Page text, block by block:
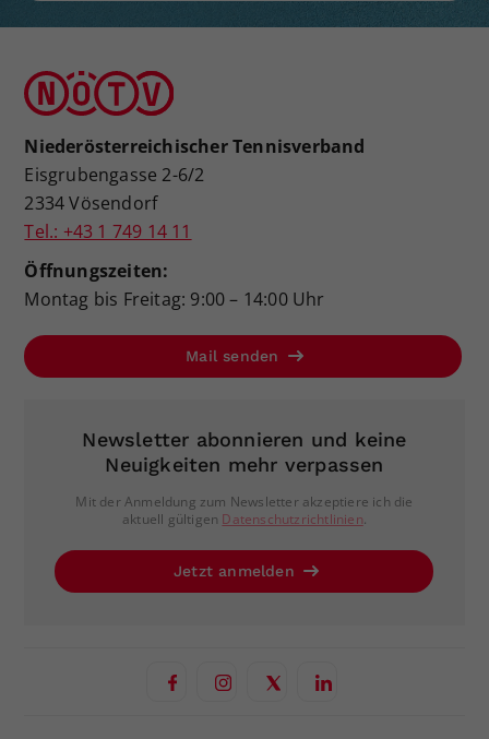
Niederösterreichischer Tennisverband
Eisgrubengasse 2-6/2
2334 Vösendorf
Tel.: +43 1 749 14 11
Öffnungszeiten:
Montag bis Freitag: 9:00 – 14:00 Uhr
Mail senden
Newsletter abonnieren und keine
Neuigkeiten mehr verpassen
Mit der Anmeldung zum Newsletter akzeptiere ich die
aktuell gültigen Datenschutzrichtlinien.
Jetzt anmelden